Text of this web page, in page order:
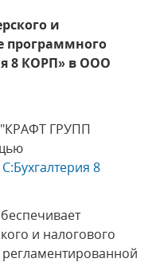
и
программного
8 КОРП» в ООО
ГРУПП
8
и налогового
регламентированной